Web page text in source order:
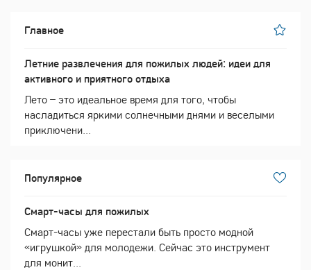
Главное
Летние развлечения для пожилых людей: идеи для
активного и приятного отдыха
Лето – это идеальное время для того, чтобы
насладиться яркими солнечными днями и веселыми
приключени...
Популярное
Смарт-часы для пожилых
Смарт-часы уже перестали быть просто модной
«игрушкой» для молодежи. Сейчас это инструмент
для монит...